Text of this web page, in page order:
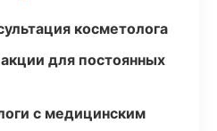
косметолога
для постоянных
с медицинским